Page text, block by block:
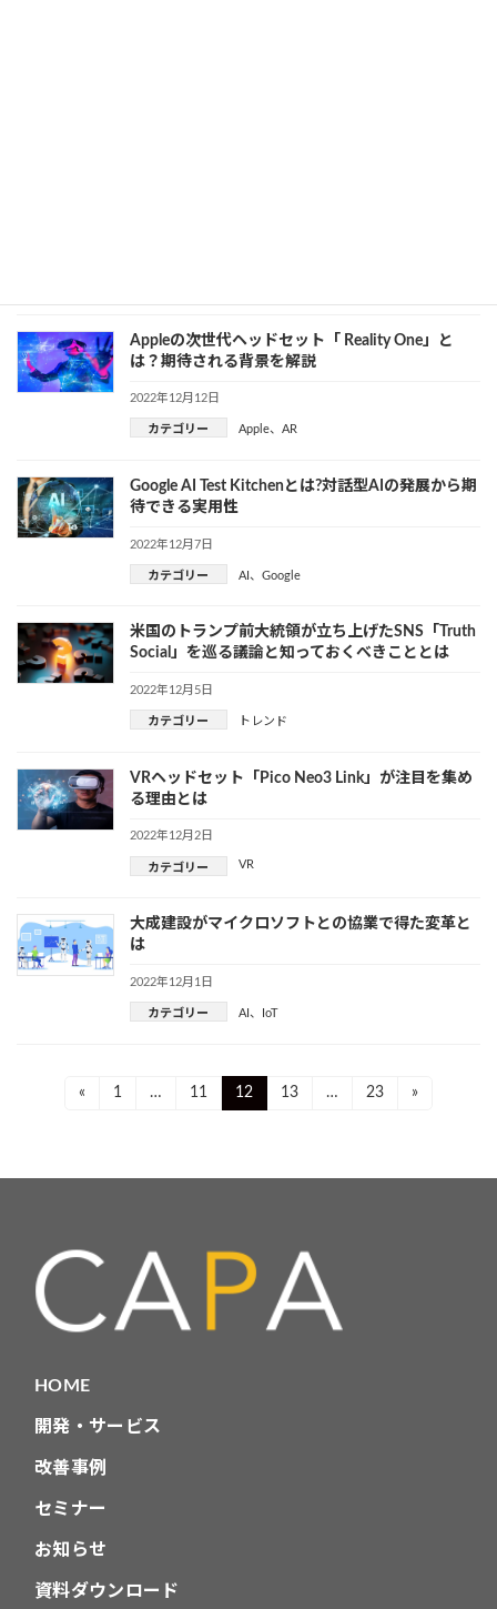
Appleの次世代ヘッドセット「 Reality One」と
は？期待される背景を解説
2022年12月12日
カテゴリー Apple、 AR
Google AI Test Kitchenとは?対話型AIの発展から期
待できる実用性
2022年12月7日
カテゴリー AI 、 Google
米国のトランプ前大統領が立ち上げたSNS「Truth
Social」を巡る議論と知っておくべきこととは
2022年12月5日
カテゴリー トレンド
VRヘッドセット「Pico Neo3 Link」が注目を集め
る理由とは
2022年12月2日
カテゴリー VR
大成建設がマイクロソフトとの協業で得た変革と
は
2022年12月1日
カテゴリー AI 、 IoT
ー
シ
ン
« Page
1 … Page
11 Page
12 Page
13 … Page
23 »
HOME
開発・サービス
改善事例
セミナー
お知らせ
資料ダウンロード